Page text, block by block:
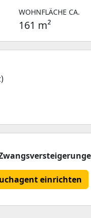
WOHNFLÄCHE CA.
161 m²
einrichten